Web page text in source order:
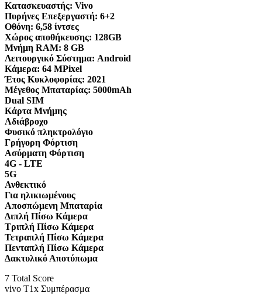
Κατασκευαστής: Vivo
Πυρήνες Επεξεργαστή: 6+2
Οθόνη: 6,58 ίντσες
Χώρος αποθήκευσης: 128GB
Μνήμη RAM: 8 GB
Λειτουργικό Σύστημα: Android
Κάμερα: 64 MPixel
Έτος Κυκλοφορίας: 2021
Μέγεθος Μπαταρίας: 5000mAh
Dual SIM
Κάρτα Μνήμης
Αδιάβροχο
Φυσικό πληκτρολόγιο
Γρήγορη Φόρτιση
Ασύρματη Φόρτιση
4G - LTE
5G
Ανθεκτικό
Για ηλικιωμένους
Αποσπώμενη Μπαταρία
Διπλή Πίσω Κάμερα
Τριπλή Πίσω Κάμερα
Τετραπλή Πίσω Κάμερα
Πενταπλή Πίσω Κάμερα
Δακτυλικό Αποτύπωμα
7 Total Score
vivo T1x Συμπέρασμα